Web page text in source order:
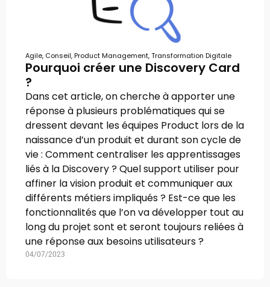
Agile, Conseil, Product Management,Transformation Digitale
Pourquoi créer une Discovery Card
?
Dans cet article, on cherche à apporter une
réponse à plusieurs problématiques qui se
dressent devant les équipes Product lors de la
naissance d’un produit et durant son cycle de
vie : Comment centraliser les apprentissages
liés à la Discovery ? Quel support utiliser pour
affiner la vision produit et communiquer aux
différents métiers impliqués ? Est-ce que les
fonctionnalités que l’on va développer tout au
long du projet sont et seront toujours reliées à
une réponse aux besoins utilisateurs ?
04/07/2023